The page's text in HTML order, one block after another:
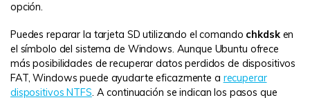
opción.
Puedes reparar la tarjeta SD utilizando el comando chkdsk en
el símbolo del sistema de Windows. Aunque Ubuntu ofrece
más posibilidades de recuperar datos perdidos de dispositivos
FAT, Windows puede ayudarte eficazmente a recuperar
dispositivos NTFS. A continuación se indican los pasos que